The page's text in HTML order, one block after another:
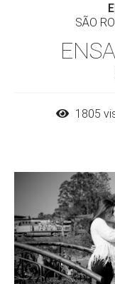
SÃO
1805